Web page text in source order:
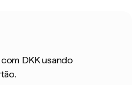
DKK usando